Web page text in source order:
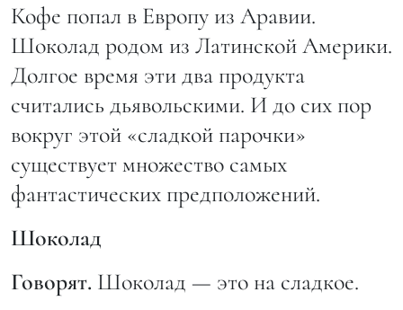
Кофе попал в Европу из Аравии.
Шоколад родом из Латинской Америки.
Долгое время эти два продукта
считались дьявольскими. И до сих пор
вокруг этой «сладкой парочки»
существует множество самых
фантастических предположений.
Шоколад
Говорят. Шоколад — это на сладкое.